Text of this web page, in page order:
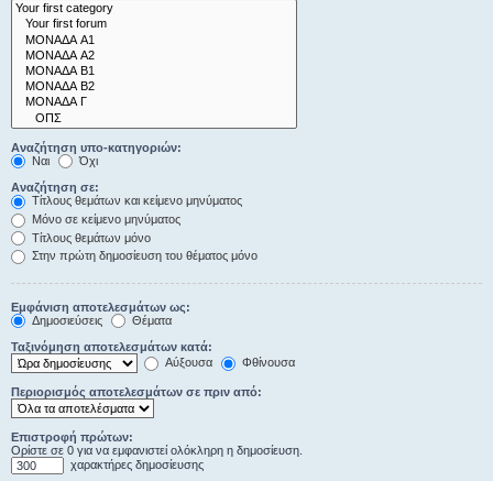
Αναζήτηση υπο-κατηγοριών:
Ναι
Όχι
Αναζήτηση σε:
Τίτλους θεμάτων και κείμενο μηνύματος
Μόνο σε κείμενο μηνύματος
Τίτλους θεμάτων μόνο
Στην πρώτη δημοσίευση του θέματος μόνο
Εμφάνιση αποτελεσμάτων ως:
Δημοσιεύσεις
Θέματα
Ταξινόμηση αποτελεσμάτων κατά:
Αύξουσα
Φθίνουσα
Περιορισμός αποτελεσμάτων σε πριν από:
Επιστροφή πρώτων:
Ορίστε σε 0 για να εμφανιστεί ολόκληρη η δημοσίευση.
χαρακτήρες δημοσίευσης